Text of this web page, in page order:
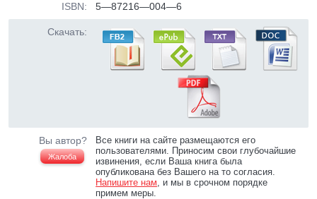
ISBN: 5—87216—004—6
Скачать:
Вы автор?
Жалоба
Все книги на сайте размещаются его
пользователями. Приносим свои глубочайшие
извинения, если Ваша книга была
опубликована без Вашего на то согласия.
Напишите нам, и мы в срочном порядке
примем меры.